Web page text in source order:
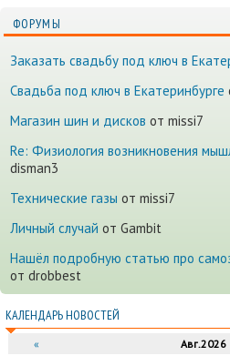
ФОРУМЫ
Заказать свадьбу под ключ в
Cвадьба под ключ в Екатеринбурге
Магазин шин и дисков от missi7
Re: Физиология возникновения
disman3
Технические газы от missi7
Личный случай от Gambit
Нашёл подробную статью про
от drobbest
КАЛЕНДАРЬ НОВОСТЕЙ
« Авг.2026